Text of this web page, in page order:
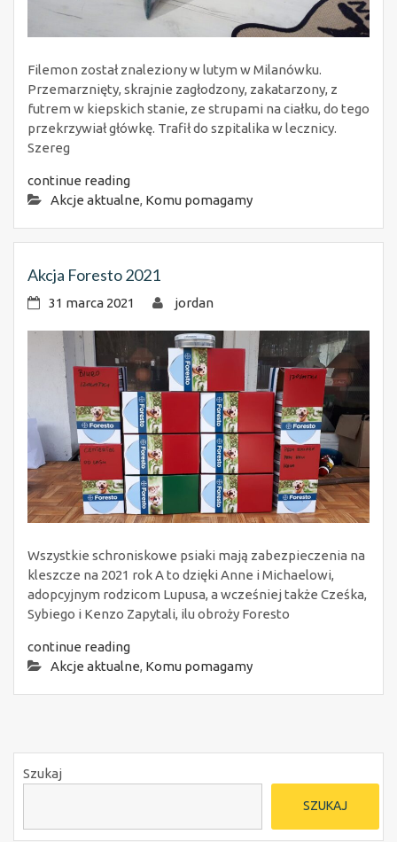
Filemon został znaleziony w lutym w Milanówku.
Przemarznięty, skrajnie zagłodzony, zakatarzony, z
futrem w kiepskich stanie, ze strupami na ciałku, do tego
przekrzywiał główkę. Trafił do szpitalika w lecznicy.
Szereg
continue reading
Akcje aktualne, Komu pomagamy
Akcja Foresto 2021
31 marca 2021 jordan
Wszystkie schroniskowe psiaki mają zabezpieczenia na
kleszcze na 2021 rok A to dzięki Anne i Michaelowi,
adopcyjnym rodzicom Lupusa, a wcześniej także Cześka,
Sybiego i Kenzo Zapytali, ilu obroży Foresto
continue reading
Akcje aktualne, Komu pomagamy
Szukaj
SZUKAJ